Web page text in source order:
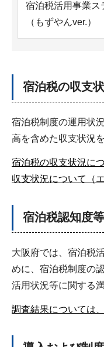
宿泊税活用事業ス
（もずやんver.）
宿泊税の収支
宿泊税制度の運用状
高を含めた収支状況
宿泊税の収支状況に
収支状況について（
宿泊税認知度
大阪府では、宿泊税
めに、宿泊税制度の
活用状況等に関する
調査結果については